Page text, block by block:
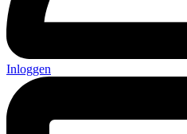
Inloggen